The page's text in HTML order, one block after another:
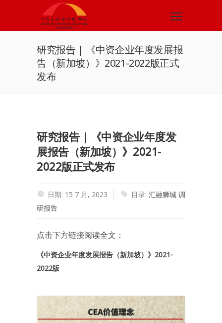
研究报告 | 《中资企业年度发展报
告（新加坡）》2021-2022版正式
发布
研究报告 | 《中资企业年度发
展报告（新加坡）》2021-
2022版正式发布
日期: 15 7 月, 2023 目录: 汇融狮城 调
研报告
点击下方链接阅读全文：
《中资企业年度发展报告（新加坡）》2021-
2022版